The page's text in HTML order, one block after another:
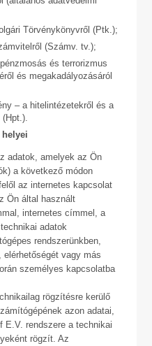
Törvénykönyvről (Ptk.);
(Számv. tv.);
és terrorizmus
és megakadályozásáról
– a hitelintézetekről és a
adatok, amelyek az Ön
a következő módon
az internetes kapcsolat
Ön által használt
internetes címmel, a
adatok
rendszerünkben,
vagy más
személyes kapcsolatba
rögzítésre kerülő
azon adatai,
E.V. rendszere a technikai
rögzít. Az